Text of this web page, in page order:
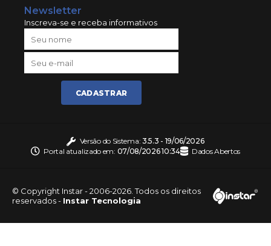
Newsletter
Inscreva-se e receba informativos
CADASTRAR
Versão do Sistema: 3.5.3 - 19/06/2026
Portal atualizado em: 07/08/2026 10:34 Dados Abertos
© Copyright Instar - 2006-2026. Todos os direitos
reservados - Instar Tecnologia